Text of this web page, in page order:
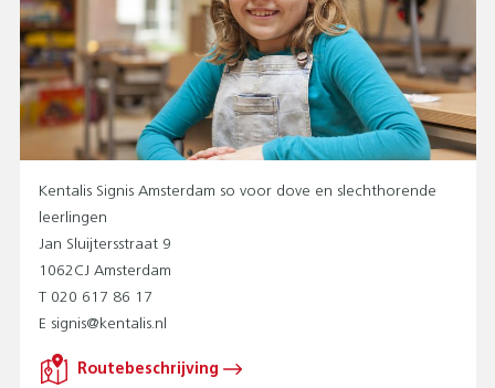
Kentalis Signis Amsterdam so voor dove en slechthorende
leerlingen
Jan Sluijtersstraat 9
1062CJ Amsterdam
T 020 617 86 17
E signis@kentalis.nl
Routebeschrijving